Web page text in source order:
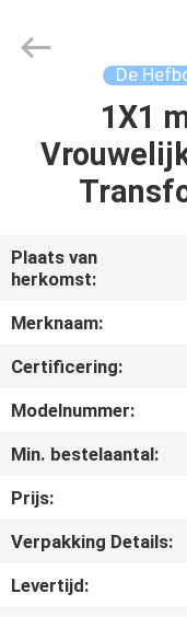
PRODUCTEN
ONGEVEER
ONS
ONS
De
1X1
Plaats van
herkomst:
Merknaam:
Certificering:
Modelnummer:
Min. bestelaantal:
Prijs:
Verpakking Details:
Levertijd: